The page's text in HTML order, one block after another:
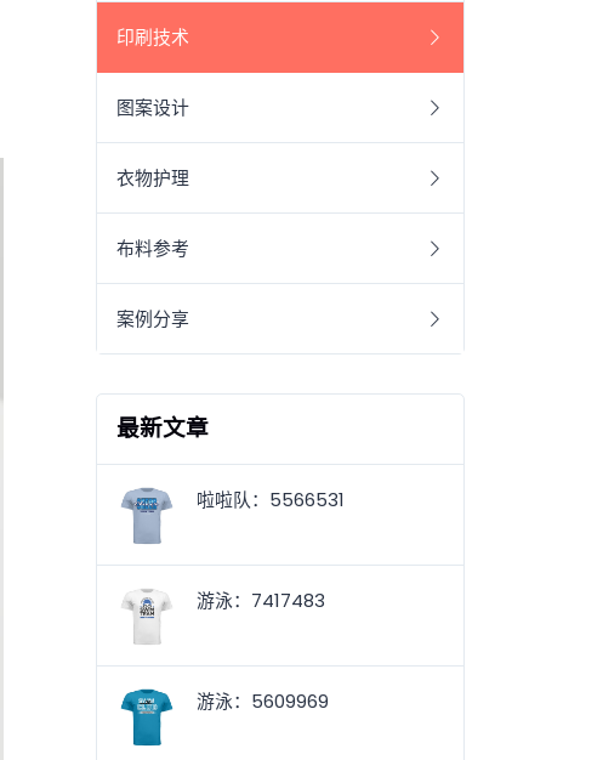
印刷技术
图案设计
衣物护理
布料参考
案例分享
最新文章
啦啦队：5566531
游泳：7417483
游泳：5609969